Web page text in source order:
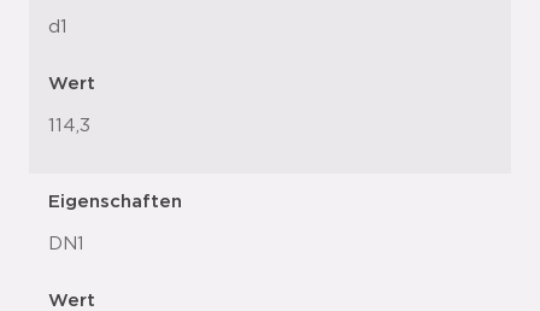
d1
Wert
114,3
Eigenschaften
DN1
Wert